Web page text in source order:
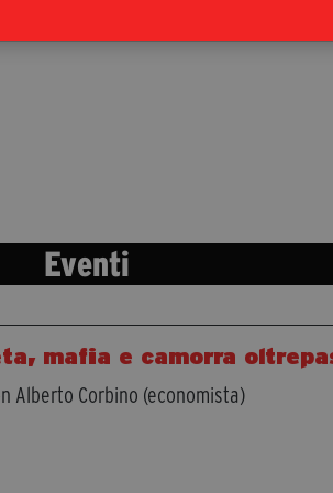
Eventi
mafia e camorra
Alberto Corbino (economista)